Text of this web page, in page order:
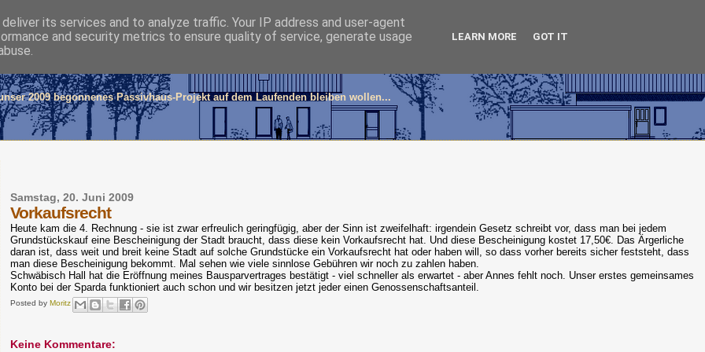
und Moritz
2009 begonnenes Passivhaus-Projekt auf dem Laufenden bleiben wollen...
Samstag, 20. Juni 2009
Vorkaufsrecht
Heute kam die 4. Rechnung - sie ist zwar erfreulich geringfügig, aber der Sinn ist zweifelhaft: irgendein Gesetz schreibt vor, dass man bei jedem
Grundstückskauf eine Bescheinigung der Stadt braucht, dass diese kein Vorkaufsrecht hat. Und diese Bescheinigung kostet 17,50€. Das Ärgerliche
daran ist, dass weit und breit keine Stadt auf solche Grundstücke ein Vorkaufsrecht hat oder haben will, so dass vorher bereits sicher feststeht, dass
man diese Bescheinigung bekommt. Mal sehen wie viele sinnlose Gebühren wir noch zu zahlen haben.
Schwäbisch Hall hat die Eröffnung meines Bausparvertrages bestätigt - viel schneller als erwartet - aber Annes fehlt noch. Unser erstes gemeinsames
Konto bei der Sparda funktioniert auch schon und wir besitzen jetzt jeder einen Genossenschaftsanteil.
Posted byMoritz
Keine Kommentare:
its services and to analyze traffic. Your IP address and user-agent
and security metrics to ensure quality of service, generate usage
LEARN MORE GOT IT